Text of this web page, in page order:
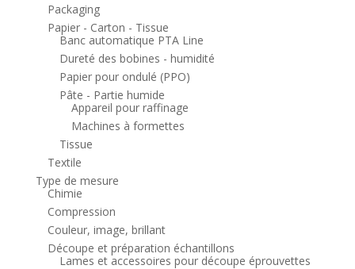
Packaging
Papier - Carton - Tissue
Banc automatique PTA Line
Dureté des bobines - humidité
Papier pour ondulé (PPO)
Pâte - Partie humide
Appareil pour raffinage
Machines à formettes
Tissue
Textile
Type de mesure
Chimie
Compression
Couleur, image, brillant
Découpe et préparation échantillons
Lames et accessoires pour découpe éprouvettes